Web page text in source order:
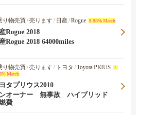
り物売買 /売ります/ 日産/Rogue 8.88% Match
Rogue 2018
Rogue 2018 64000miles
り物売買 /売ります/ トヨタ /Toyota PRIUS
7.
Match
タプリウス2010
オーナー 無事故 ハイブリッド
費